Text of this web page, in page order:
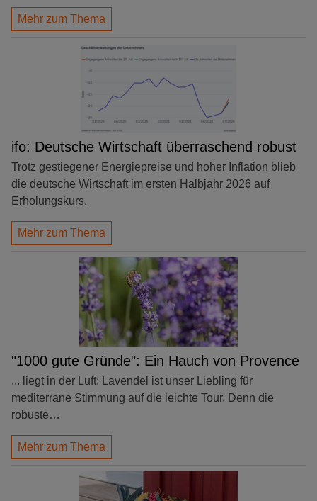
Mehr zum Thema
ifo: Deutsche Wirtschaft überraschend robust
Trotz gestiegener Energiepreise und hoher Inflation blieb
die deutsche Wirtschaft im ersten Halbjahr 2026 auf
Erholungskurs.
Mehr zum Thema
"1000 gute Gründe": Ein Hauch von Provence
... liegt in der Luft: Lavendel ist unser Liebling für
mediterrane Stimmung auf die leichte Tour. Denn die
robuste…
Mehr zum Thema